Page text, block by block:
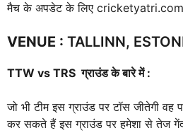
मैच के अपडेट के लिए
VENUE : TALLINN,
TTW vs TRSग्राउंड के बारे में :
जो भी टीम इस ग्राउंड पर टॉस जीतेगी
कर सकते हैं इस ग्राउंड पर हमेशा से तेज